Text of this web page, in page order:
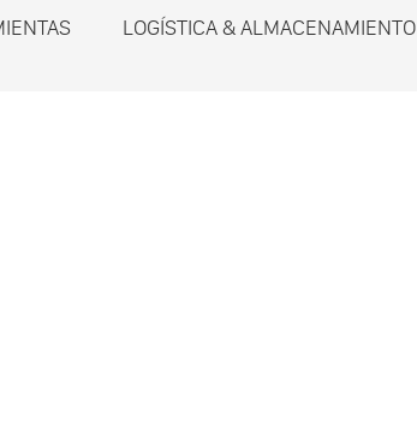
LOGÍSTICA & ALMACENAMIENTO